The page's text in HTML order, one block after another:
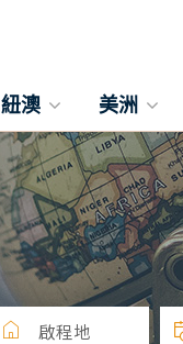
紐澳 美洲
啟程地